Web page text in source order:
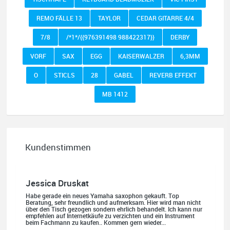
REMO FÄLLE 13 TAYLOR CEDAR GITARRE 4/4
7/8 /*1*/{{976391498 988422317}} DERBY
VORF SAX EGG KAISERWALZER 6,3MM
O STICLS 28 GABEL REVERB EFFEKT
MB 1412
Kundenstimmen
Jessica Druskat
Beratung, sehr freundlich und aufmerksam. Hier wird man nicht
über den Tisch gezogen sondern ehrlich behandelt. Ich kann nur
empfehlen auf Internetkäufe zu verzichten und ein Instrument
beim Fachmann zu kaufen.. Kommen gern wieder...